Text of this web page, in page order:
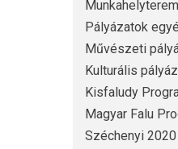
Pályázatok
Művészeti
Kulturális
Kisfaludy
Magyar Falu
Széchenyi 2020